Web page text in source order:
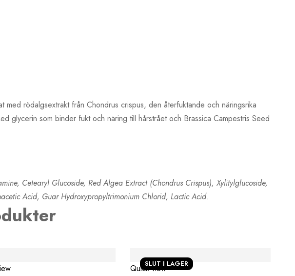
rödalgsextrakt från Chondrus crispus, den återfuktande och näringsrika
glycerin som binder fukt och näring till hårstrået och Brassica Campestris Seed
Cetearyl Glucoside, Red Algea Extract (Chondrus Crispus), Xylitylglucoside,
Acid, Guar Hydroxypropyltrimonium Chlorid, Lactic Acid.
SLUT I LAGER
Quick view